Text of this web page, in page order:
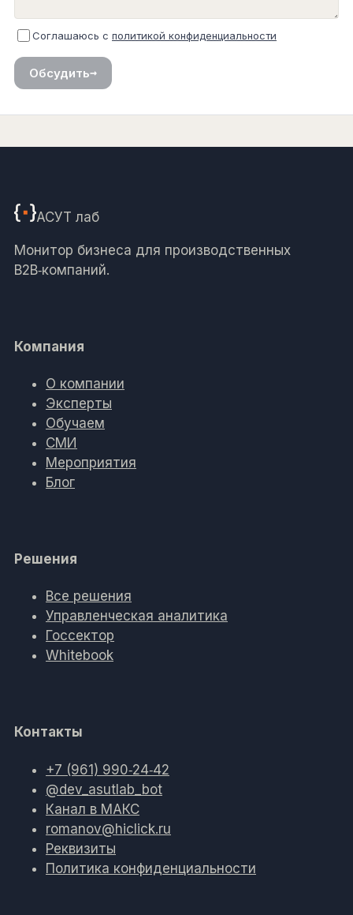
Соглашаюсь с политикой конфиденциальности
Обсудить→
АСУТ лаб
Монитор бизнеса для производственных
B2B‑компаний.
Компания
О компании
Эксперты
Обучаем
СМИ
Мероприятия
Блог
Решения
Все решения
Управленческая аналитика
Госсектор
Whitebook
Контакты
+7 (961) 990‑24‑42
@dev_asutlab_bot
Канал в МАКС
romanov@hiclick.ru
Реквизиты
Политика конфиденциальности